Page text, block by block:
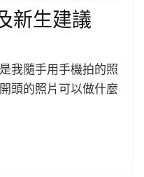
新生建議
我隨手用手機拍的照
頭的照片可以做什麼